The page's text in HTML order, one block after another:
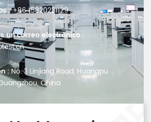
:+86 15820231129
un correo electrónico :
: No. 3 Linjiang Road, Huangpu
China